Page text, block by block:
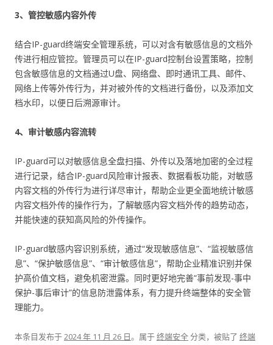
3、管控敏感内容外传
结合IP-guard终端安全管理系统，可以对含有敏感信息的文档外
传进行相应管控。管理员可以在IP-guard控制台设置策略，控制
包含敏感信息的文档通过U盘、网络盘、即时通讯工具、邮件、
网络上传等外传行为，并对被外传的文档进行备份，以及添加文
档水印，以便日后溯源审计。
4、审计敏感内容流转
IP-guard可以对敏感信息全盘扫描、外传以及落地加密的全过程
进行记录，结合IP-guard风险审计报表、数据看板功能，对敏感
内容文档的外传行为进行详尽审计，帮助企业更全面地统计敏感
内容文档外传的操作行为，了解敏感内容文档外传的趋势动态，
并能快速的获知高风险的外传操作。
IP-guard敏感内容识别系统，通过“发现敏感信息”、“监视敏感信
息”、“保护敏感信息”、“审计敏感信息”，帮助企业精准识别并保
护高价值文档，避免机密泄露。同时更好地完善“事前发现-事中
保护-事后审计”的信息防泄露体系，有力提升终端整体的安全管
理能力。
本条目发布于2024 年 11 月 26 日。属于终端安全分类，被贴了 终端